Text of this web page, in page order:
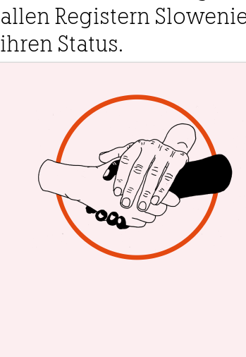
allen Registern
ihren Status.
Aus Ljubljana
Zwei
November
Autounfall, erst